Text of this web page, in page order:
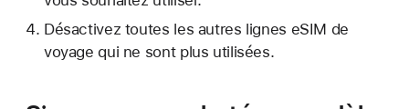
Désactivez toutes les autres lignes eSIM de
voyage qui ne sont plus utilisées.